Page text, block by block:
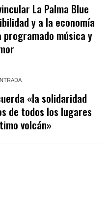
La Palma Blue
y a la economía
programado música y
«la solidaridad
de todos los lugares
volcán»